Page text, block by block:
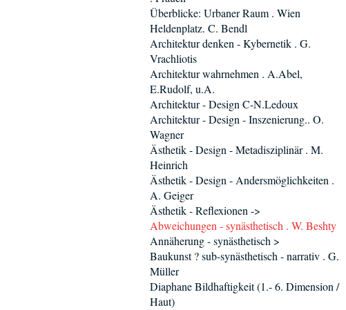
Überblicke: Urbaner Raum . Wien
Heldenplatz. C. Bendl
Architektur denken - Kybernetik . G.
Vrachliotis
Architektur wahrnehmen . A.Abel,
E.Rudolf, u.A.
Architektur - Design C-N.Ledoux
Architektur - Design - Inszenierung.. O.
Wagner
Ästhetik - Design - Metadisziplinär . M.
Heinrich
Ästhetik - Design - Andersmöglichkeiten .
A. Geiger
Ästhetik - Reflexionen ->
Abweichungen - synästhetisch . W. Beshty
Annäherung - synästhetisch >
Baukunst ? sub-synästhetisch - narrativ . G.
Müller
Diaphane Bildhaftigkeit (1.- 6. Dimension /
Haut)